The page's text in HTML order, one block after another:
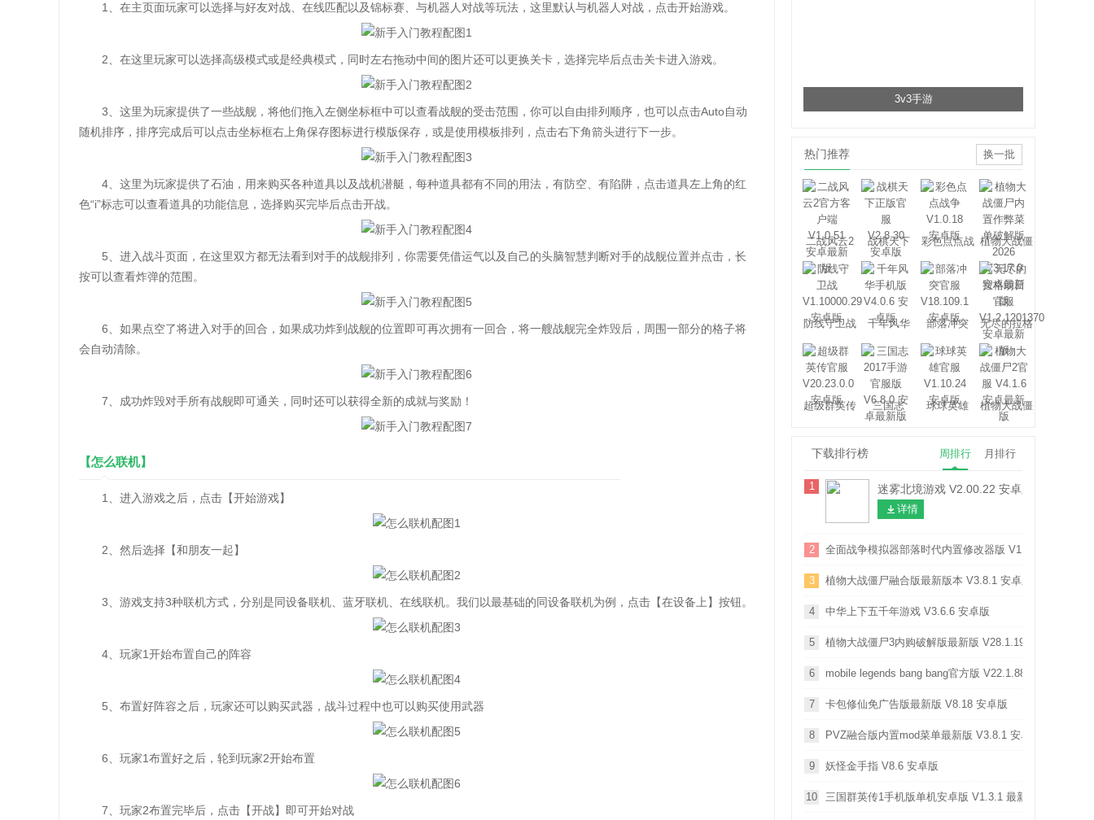
1、在主页面玩家可以选择与好友对战、在线匹配以及锦标赛、与机器人对战等玩法，这里默认与机器人对战，点击开始游戏。
2、在这里玩家可以选择高级模式或是经典模式，同时左右拖动中间的图片还可以更换关卡，选择完毕后点击关卡进入游戏。
3、这里为玩家提供了一些战舰，将他们拖入左侧坐标框中可以查看战舰的受击范围，你可以自由排列顺序，也可以点击Auto自动
随机排序，排序完成后可以点击坐标框右上角保存图标进行模版保存，或是使用模板排列，点击右下角箭头进行下一步。
4、这里为玩家提供了石油，用来购买各种道具以及战机潜艇，每种道具都有不同的用法，有防空、有陷阱，点击道具左上角的红
色“i”标志可以查看道具的功能信息，选择购买完毕后点击开战。
5、进入战斗页面，在这里双方都无法看到对手的战舰排列，你需要凭借运气以及自己的头脑智慧判断对手的战舰位置并点击，长
按可以查看炸弹的范围。
6、如果点空了将进入对手的回合，如果成功炸到战舰的位置即可再次拥有一回合，将一艘战舰完全炸毁后，周围一部分的格子将
会自动清除。
7、成功炸毁对手所有战舰即可通关，同时还可以获得全新的成就与奖励！
【怎么联机】
1、进入游戏之后，点击【开始游戏】
2、然后选择【和朋友一起】
3、游戏支持3种联机方式，分别是同设备联机、蓝牙联机、在线联机。我们以最基础的同设备联机为例，点击【在设备上】按钮。
4、玩家1开始布置自己的阵容
5、布置好阵容之后，玩家还可以购买武器，战斗过程中也可以购买使用武器
6、玩家1布置好之后，轮到玩家2开始布置
7、玩家2布置完毕后，点击【开战】即可开始对战
3v3手游
热门推荐 换一批
二战风云2 战棋天下
彩色点点战 植物大战僵
尸
防线守卫战 千年风华 部落冲突
无尽的拉格
朗日
超级群英传
三国志
2017
球球英雄
植物大战僵
尸2
下载排行榜 周排行 月排行
1 迷雾北境游戏 V2.00.22 安卓版
详情
2 全面战争模拟器部落时代内置修改器版 V1.0.9 安卓版
3 植物大战僵尸融合版最新版本 V3.8.1 安卓版
4 中华上下五千年游戏 V3.6.6 安卓版
5 植物大战僵尸3内购破解版最新版 V28.1.19 安卓版
6 mobile legends bang bang官方版 V22.1.88.12027 安卓版
7 卡包修仙免广告版最新版 V8.18 安卓版
8 PVZ融合版内置mod菜单最新版 V3.8.1 安卓版
9 妖怪金手指 V8.6 安卓版
10 三国群英传1手机版单机安卓版 V1.3.1 最新免费版